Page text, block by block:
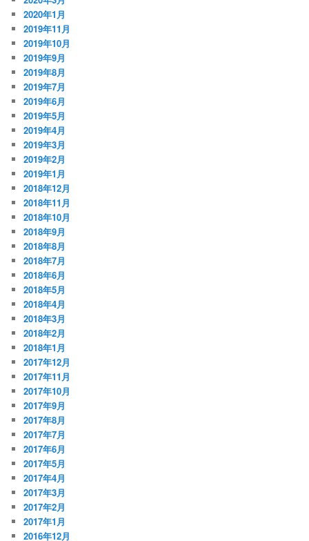
2020年1月
2019年11月
2019年10月
2019年9月
2019年8月
2019年7月
2019年6月
2019年5月
2019年4月
2019年3月
2019年2月
2019年1月
2018年12月
2018年11月
2018年10月
2018年9月
2018年8月
2018年7月
2018年6月
2018年5月
2018年4月
2018年3月
2018年2月
2018年1月
2017年12月
2017年11月
2017年10月
2017年9月
2017年8月
2017年7月
2017年6月
2017年5月
2017年4月
2017年3月
2017年2月
2017年1月
2016年12月